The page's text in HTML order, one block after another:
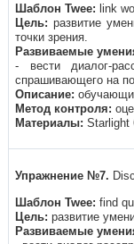
Шаблон Twee: link
Цель: развитие
точки зрения.
Развиваемые
- вести диалог-
спрашивающего на
Описание:
Метод контроля:
Материалы: Starlight
Упражнение№7.
Шаблон Twee: find
Цель: развитие
Развиваемые